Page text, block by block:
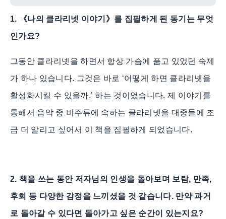
1. 《나의 클라리넷 이야기》를 집필하게 된 동기는 무엇
인가요?
그동안 클라리넷을 하면서 항상 가슴에 품고 있었던 숙제
가 하나 있습니다. 그것은 바로 ‘어떻게 하면 클라리넷을
활성화시킬 수 있을까.’ 하는 것이었습니다. 제 이야기를
통해서 음악 중 비주류에 속하는 클라리넷을 대중들에 조
금 더 알리고 싶어서 이 책을 집필하게 되었습니다.
2. 책을 쓰는 동안 저자님의 인생을 돌아보며 보람, 만족,
후회 등 다양한 감정을 느끼셨을 것 같습니다. 만약 과거
로 돌아갈 수 있다면 돌아가고 싶은 순간이 있는지요?